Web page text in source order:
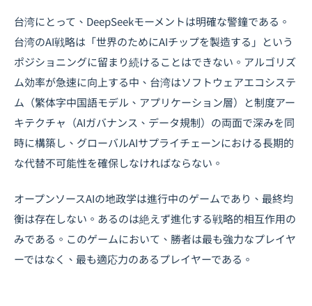
台湾にとって、DeepSeekモーメントは明確な警鐘である。
台湾のAI戦略は「世界のためにAIチップを製造する」という
ポジショニングに留まり続けることはできない。アルゴリズ
ム効率が急速に向上する中、台湾はソフトウェアエコシステ
ム（繁体字中国語モデル、アプリケーション層）と制度アー
キテクチャ（AIガバナンス、データ規制）の両面で深みを同
時に構築し、グローバルAIサプライチェーンにおける長期的
な代替不可能性を確保しなければならない。
オープンソースAIの地政学は進行中のゲームであり、最終均
衡は存在しない。あるのは絶えず進化する戦略的相互作用の
みである。このゲームにおいて、勝者は最も強力なプレイヤ
ーではなく、最も適応力のあるプレイヤーである。